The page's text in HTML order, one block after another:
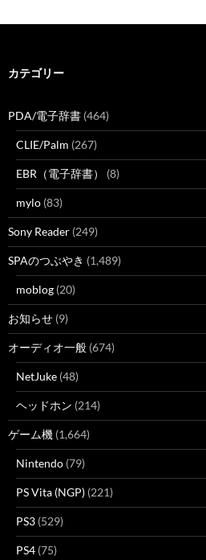
カテゴリー
PDA/電子辞書 (464)
CLIE/Palm (267)
EBR（電子辞書） (8)
mylo (83)
Sony Reader (249)
SPAのつぶやき (1,489)
moblog (20)
お知らせ (9)
オーディオ一般 (674)
NetJuke (48)
ヘッドホン (214)
ゲーム機 (1,664)
Nintendo (79)
PS Vita (NGP) (221)
PS3 (529)
PS4 (75)